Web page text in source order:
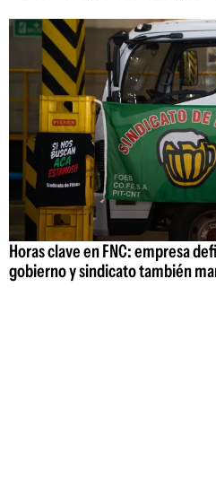
Horas clave en FNC: empresa
gobierno y sindicato también